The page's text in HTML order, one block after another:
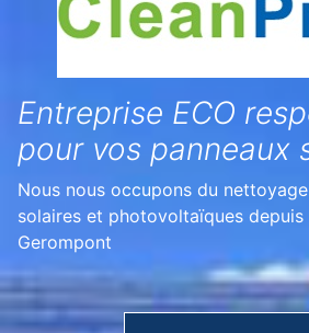
Entreprise ECO
pour vos panneaux
Nous nous occupons du
solaires et photovoltaïques depuis
Gerompont